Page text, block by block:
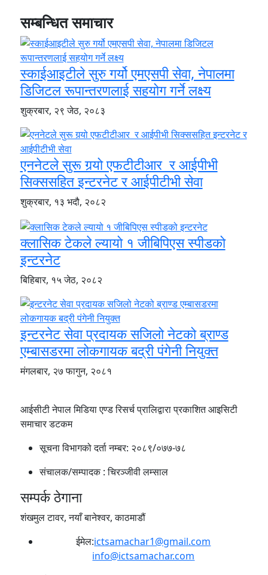
सम्बन्धित समाचार
स्काईआइटीले सुरु गर्यो एमएसपी सेवा, नेपालमा
डिजिटल रूपान्तरणलाई सहयोग गर्ने लक्ष्य
शुक्रबार, २९ जेठ, २०८३
एननेटले सुरू गर्‍यो एफटीटीआर र आईपीभी
सिक्ससहित इन्टरनेट र आईपीटीभी सेवा
शुक्रबार, १३ भदौ, २०८२
क्लासिक टेकले ल्यायो १ जीबिपिएस स्पीडको
इन्टरनेट
बिहिबार, १५ जेठ, २०८२
इन्टरनेट सेवा प्रदायक सजिलो नेटको ब्राण्ड
एम्बासडरमा लोकगायक बद्री पंगेनी नियुक्त
मंगलबार, २७ फागुन, २०८१
आईसीटी नेपाल मिडिया एण्ड रिसर्च प्रालिद्वारा प्रकाशित आइसिटी
समाचार डटकम
सूचना विभागको दर्ता नम्बर: २०८९/०७७-७८
संचालक/सम्पादक :चिरञ्जीवी लम्साल
सम्पर्क ठेगाना
शंखमुल टावर, नयाँ बानेश्वर, काठमाडौं
ईमेल:ictsamachar1@gmail.com
info@ictsamachar.com